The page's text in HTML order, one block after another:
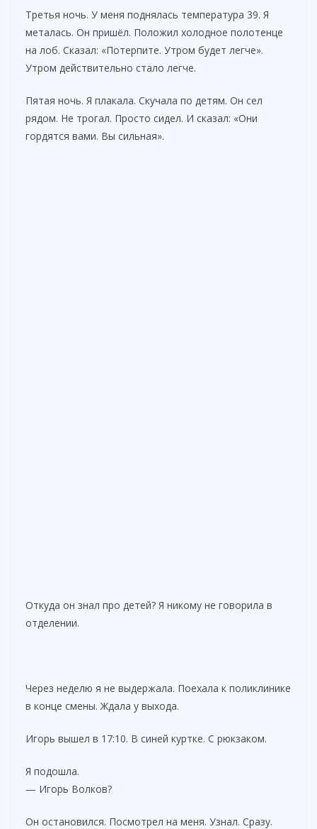
Третья ночь. У меня поднялась температура 39. Я
металась. Он пришёл. Положил холодное полотенце
на лоб. Сказал: «Потерпите. Утром будет легче».
Утром действительно стало легче.
Пятая ночь. Я плакала. Скучала по детям. Он сел
рядом. Не трогал. Просто сидел. И сказал: «Они
гордятся вами. Вы сильная».
Откуда он знал про детей? Я никому не говорила в
отделении.
Через неделю я не выдержала. Поехала к поликлинике
в конце смены. Ждала у выхода.
Игорь вышел в 17:10. В синей куртке. С рюкзаком.
Я подошла.
— Игорь Волков?
Он остановился. Посмотрел на меня. Узнал. Сразу.